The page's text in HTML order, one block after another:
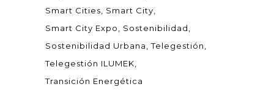
Smart Cities
Smart City
Smart City Expo
Sostenibilidad
Sostenibilidad Urbana
Telegestión
Telegestión ILUMEK
Transición Energética